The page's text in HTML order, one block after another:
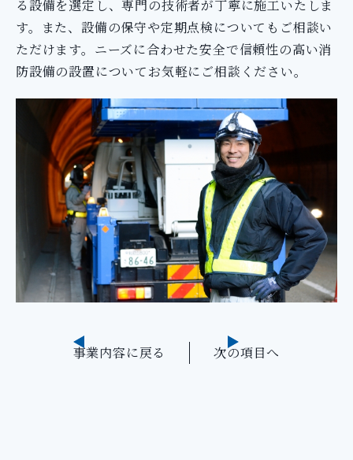
る設備を選定し、専門の技術者が丁寧に施工いたしま
す。また、設備の保守や定期点検についてもご相談い
ただけます。ニーズに合わせた安全で信頼性の高い消
防設備の設置についてお気軽にご相談ください。
事業内容に戻る 次の項目へ